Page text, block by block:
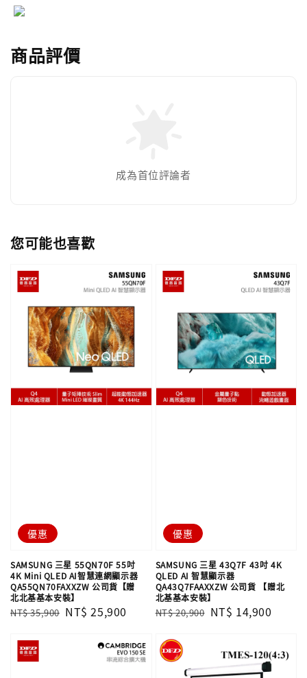
商品評價
成為首位評論者
您可能也喜歡
優惠
SAMSUNG 三星 55QN70F 55吋
4K Mini QLED AI智慧連網顯示器
QA55QN70FAXXZW 公司貨【贈
北北基基本安裝】
Regular
NT$ 35,900 Sale
NT$ 25,900
優惠
SAMSUNG 三星 43Q7F 43吋 4K
QLED AI 智慧顯示器
QA43Q7FAAXXZW 公司貨 【贈北
北基基本安裝】
Regular
NT$ 20,900 Sale
NT$ 14,900